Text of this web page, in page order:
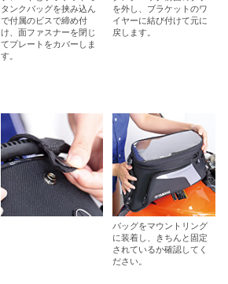
タンクバッグを挟み込ん
で付属のビスで締め付
け、面ファスナーを閉じ
てプレートをカバーしま
す。
を外し、ブラケットのワ
イヤーに結び付けて元に
戻します。
バッグをマウントリング
に装着し、きちんと固定
されているか確認してく
ださい。